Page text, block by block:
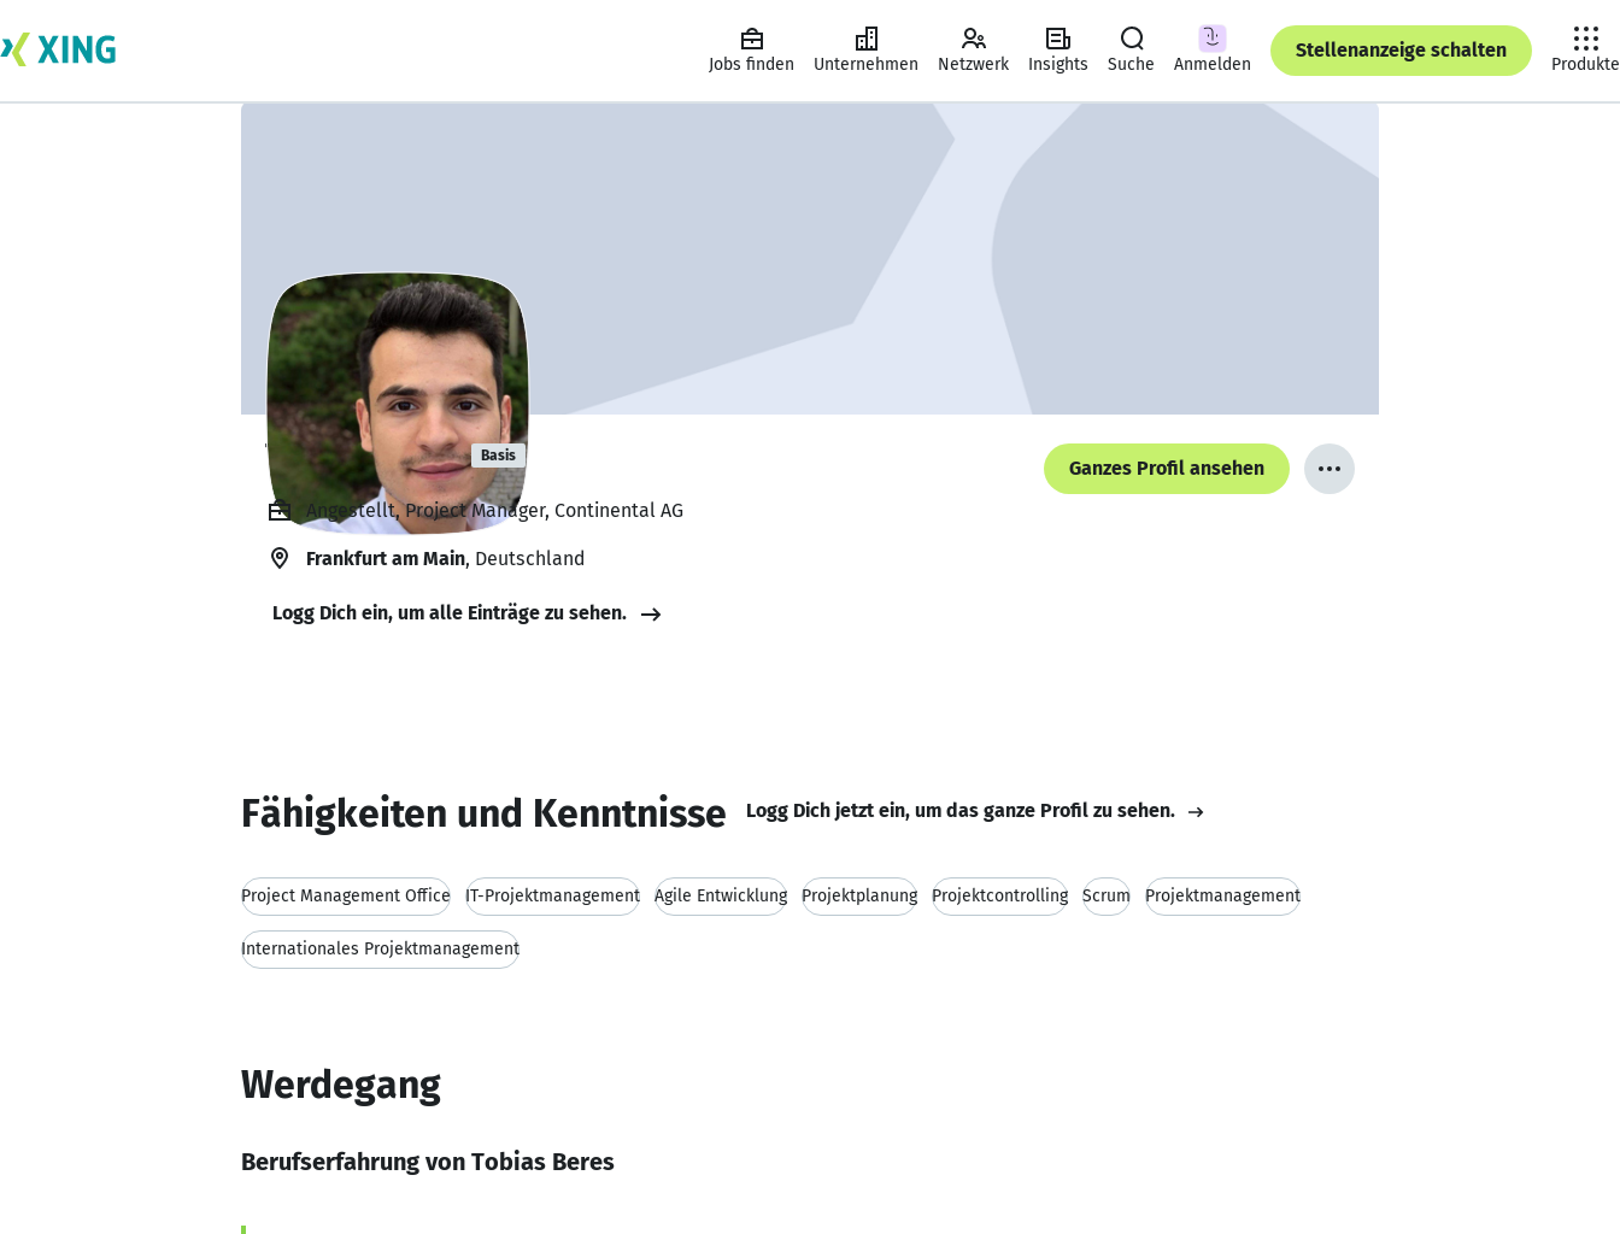
Jobs finden Unternehmen Netzwerk Insights Suche Anmelden
Stellenanzeige schalten
Produkte
Tobias Beres Basis
Ganzes Profil ansehen
Angestellt, Project Manager, Continental AG
Frankfurt am Main, Deutschland
Logg Dich ein, um alle Einträge zu sehen.
Fähigkeiten und Kenntnisse Logg Dich jetzt ein, um das ganze Profil zu sehen.
Project Management Office IT-Projektmanagement Agile Entwicklung Projektplanung Projektcontrolling Scrum Projektmanagement
Internationales Projektmanagement
Werdegang
Berufserfahrung von Tobias Beres